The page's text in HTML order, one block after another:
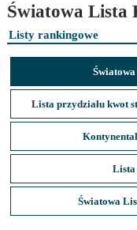
Światowa Lista
Listy rankingowe
Lista przydziału kwot
Lista
Światowa